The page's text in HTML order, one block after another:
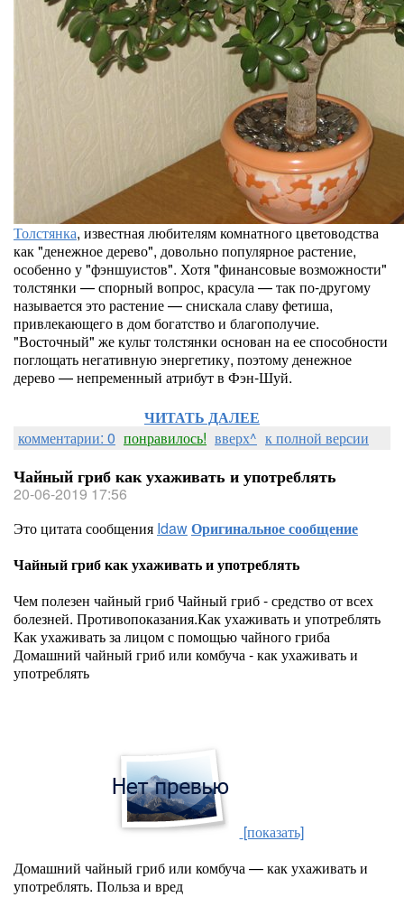
много тысячелетий назад.
И только в наши дни, выяснили,
продукт обладает:
при постоянном потреблении
отлично снимает воспаления;
борется с депрессивным
удаляет зуд, экземы и высыпания.
Как пить куркуму для здоровья
Как правило, куркуму
Толстянка, известная любителям комнатного цветоводства
как "денежное дерево", довольно популярное растение,
особенно у "фэншуистов". Хотя "финансовые возможности"
толстянки — спорный вопрос, красула — так по-другому
называется это растение — снискала славу фетиша,
привлекающего в дом богатство и благополучие.
"Восточный" же культ толстянки основан на ее способности
поглощать негативную энергетику, поэтому денежное
дерево — непременный атрибут в Фэн-Шуй.
ЧИТАТЬ ДАЛЕЕ
комментарии: 0 понравилось! вверх^ к полной версии
Чайный гриб как ухаживать и употреблять
20-06-2019 17:56
Это цитата сообщения IdawОригинальное сообщение
Чайный гриб как ухаживать и употреблять
Чем полезен чайный гриб Чайный гриб - средство от всех
болезней. Противопоказания.Как ухаживать и употреблять
Как ухаживать за лицом с помощью чайного гриба
Домашний чайный гриб или комбуча - как ухаживать и
употреблять
[показать]
Домашний чайный гриб или комбуча — как ухаживать и
употреблять. Польза и вред